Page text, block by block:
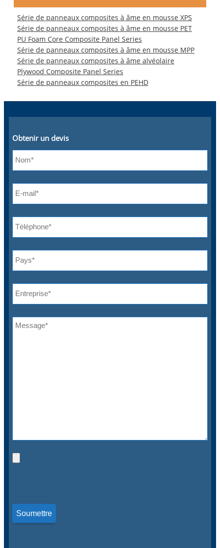
Série de panneaux composites à âme en mousse XPS
Série de panneaux composites à âme en mousse PET
PU Foam Core Composite Panel Series
Série de panneaux composites à âme en mousse MPP
Série de panneaux composites à âme alvéolaire
Plywood Composite Panel Series
Série de panneaux composites en PEHD
Obtenir un devis